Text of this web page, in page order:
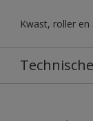
Kwast, roller